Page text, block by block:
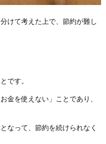
けて考えた上で、節約が難し
です。
金を使えない」ことであり、
なって、節約を続けられなく